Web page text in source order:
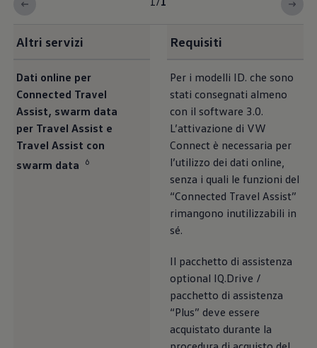
Altri servizi Requisiti
Dati online per
Connected Travel
Assist, swarm data
per Travel Assist e
Travel Assist con
swarm data
6
Per i modelli ID. che sono
stati consegnati almeno
con il software 3.0.
L’attivazione di VW
Connect è necessaria per
l’utilizzo dei dati online,
senza i quali le funzioni del
“Connected Travel Assist”
rimangono inutilizzabili in
sé.
Il pacchetto di assistenza
optional IQ.Drive /
pacchetto di assistenza
“Plus” deve essere
acquistato durante la